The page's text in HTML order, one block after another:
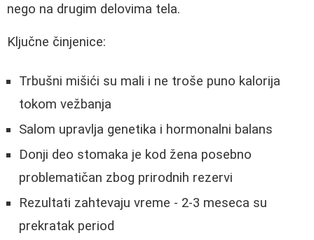
nego na drugim delovima tela.
Ključne činjenice:
Trbušni mišići su mali i ne troše puno kalorija
tokom vežbanja
Salom upravlja genetika i hormonalni balans
Donji deo stomaka je kod žena posebno
problematičan zbog prirodnih rezervi
Rezultati zahtevaju vreme - 2-3 meseca su
prekratak period